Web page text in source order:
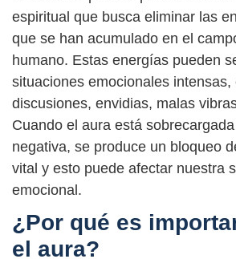
espiritual que busca eliminar las
que se han acumulado en el
humano. Estas energías pueden
situaciones emocionales intensas,
discusiones, envidias, malas
Cuando el aura está
negativa, se produce un bloqueo
vital y esto puede afectar nuestra
emocional.
¿Por qué es
el aura?